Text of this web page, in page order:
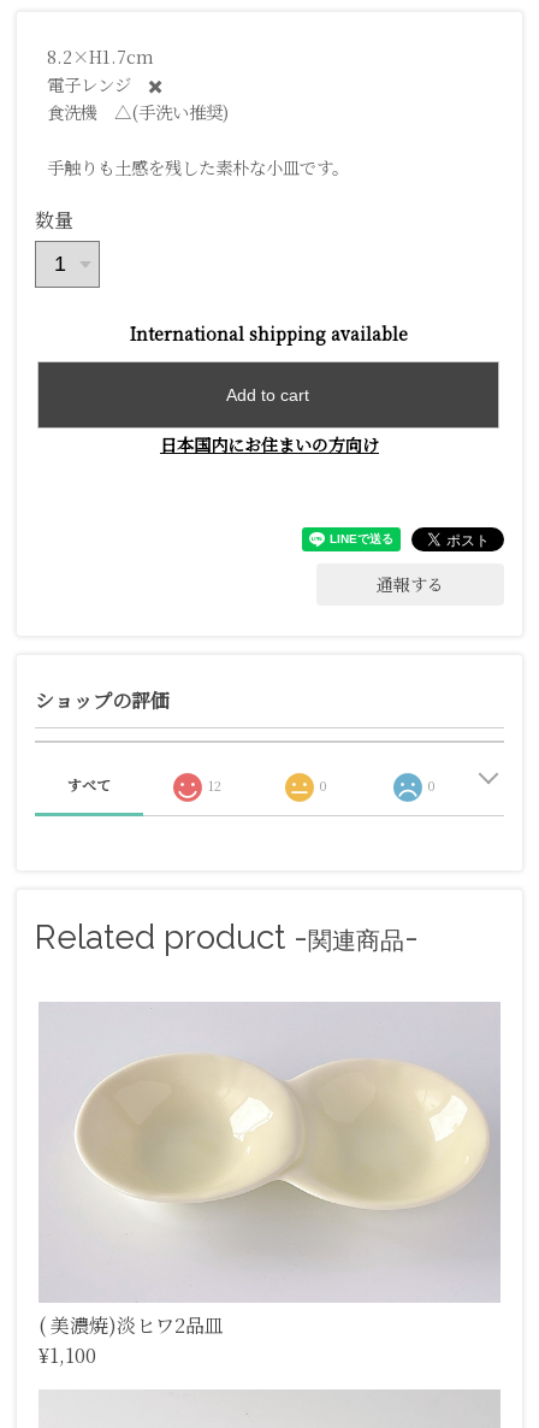
8.2×H1.7cm
電子レンジ ✖️
食洗機 △(手洗い推奨)
手触りも土感を残した素朴な小皿です。
数量
International shipping available
Add to cart
日本国内にお住まいの方向け
通報する
ショップの評価
すべて 12 0 0
Related product -関連商品-
( 美濃焼)淡ヒワ2品皿
¥1,100